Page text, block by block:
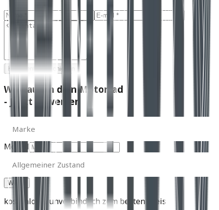
Kommentar abschicken
Wir kaufen dein Motorrad
- Jetzt bewerten
Marke
Modell
Zustand
Allgemeiner Zustand
kostenlos & unverbindlich zum besten Preis